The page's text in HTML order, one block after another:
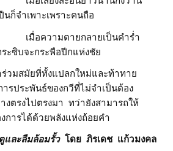
เพาะเพราะคนถือ
ยกลายเป็นคำร่ำ
กระพือปีกแห่งชัย
มัยที่ทั้งแปลกใหม่และท้าทาย
ารประพันธ์ของกวีที่ไม่จำเป็นต้อง
งตรงไปตรงมา ทว่ายังสามารถให้
ารได้ด้วยพลังแห่งถ้อยคำ
และลืมล้อมรั้วโดย ภิรเดช แก้วมงคล